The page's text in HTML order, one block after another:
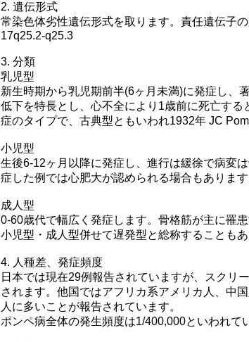
2. 遺伝形式
常染色体劣性遺伝形式を取ります。責任遺伝子
17q25.2-q25.3
3. 分類
乳児型
新生時期から乳児期前半(6ヶ月未満)に発症し、
低下を特長とし、心不全により1歳前に死亡す
症のタイプで、古典型ともいわれ1932年 JC
小児型
生後6-12ヶ月以降に発症し、進行は緩徐で病変
症した例では心肥大が認められる場合もあります
成人型
0-60歳代で幅広く発症します。骨格筋が主に罹
小児型・成人型併せて遅発型と総称することもあ
4. 人種差、発症頻度
日本では現在29例報告されていますが、スクリ
されます。他国ではアフリカ系アメリカ人、中
人に多いことが報告されています。
ポンペ病全体の発生頻度は1/400,000といわれて